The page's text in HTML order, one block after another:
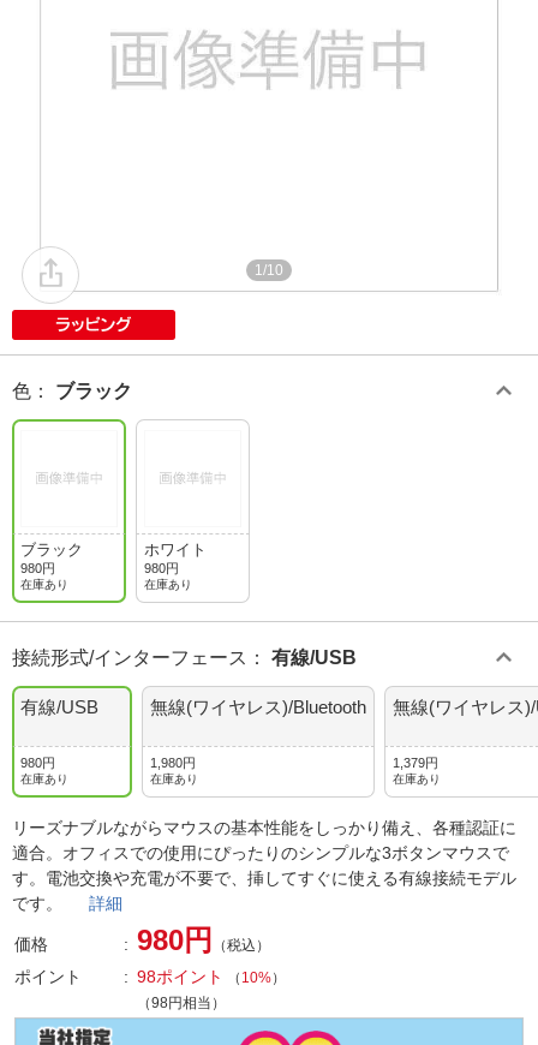
1/10
色 ： ブラック
ブラック
980円
在庫あり
ホワイト
980円
在庫あり
接続形式/インターフェース ： 有線/USB
有線/USB
980円
在庫あり
無線(ワイヤレス)/Bluetooth
1,980円
在庫あり
無線(ワイヤレス
1,379円
在庫あり
リーズナブルながらマウスの基本性能をしっかり備え、各種認証に
適合。オフィスでの使用にぴったりのシンプルな3ボタンマウスで
す。電池交換や充電が不要で、挿してすぐに使える有線接続モデル
です。 詳細
価格 980円 （税込）
ポイント 98ポイント （ 10%）
（98円相当）